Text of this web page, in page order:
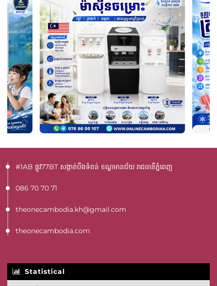
#1AB ផ្លូវ77BT​ សង្កាត់បឹងទំពន់ ខណ្ឌមានជ័យ រាជធានីភ្នំពេញ
086 70 70 71
theonecambodia.kh@gmail.com
theonecambodia.com
Statistical